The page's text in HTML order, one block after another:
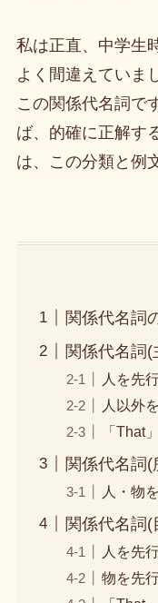
私は正直、中学生
よく間違えていま
この関係代名詞で
ば、的確に正解す
は、この分類と例
関係代名詞
関係代名詞(
人を先
人以外
「That
関係代名詞(
人・物
関係代名詞(
人を先
物を先